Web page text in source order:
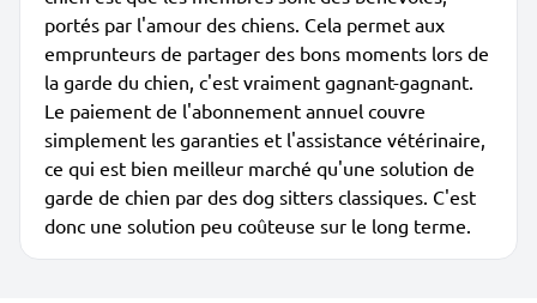
portés par l'amour des chiens. Cela permet aux
emprunteurs de partager des bons moments lors de
la garde du chien, c'est vraiment gagnant-gagnant.
Le paiement de l'abonnement annuel couvre
simplement les garanties et l'assistance vétérinaire,
ce qui est bien meilleur marché qu'une solution de
garde de chien par des dog sitters classiques. C'est
donc une solution peu coûteuse sur le long terme.